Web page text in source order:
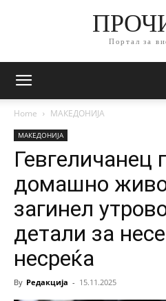
Портал за
Home МАКЕДОНИЈА
МАКЕДОНИЈА
Гевгеличанец
домашно
загинел
детали за
несреќа
By Редакција - 15.11.2025